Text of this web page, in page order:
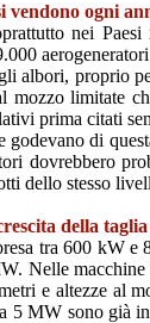
ogni
nei
proprio
limitate
prima citati
di
dovrebbero
dello stesso
della
tra 600 kW
Nelle
e altezze al
MW sono già